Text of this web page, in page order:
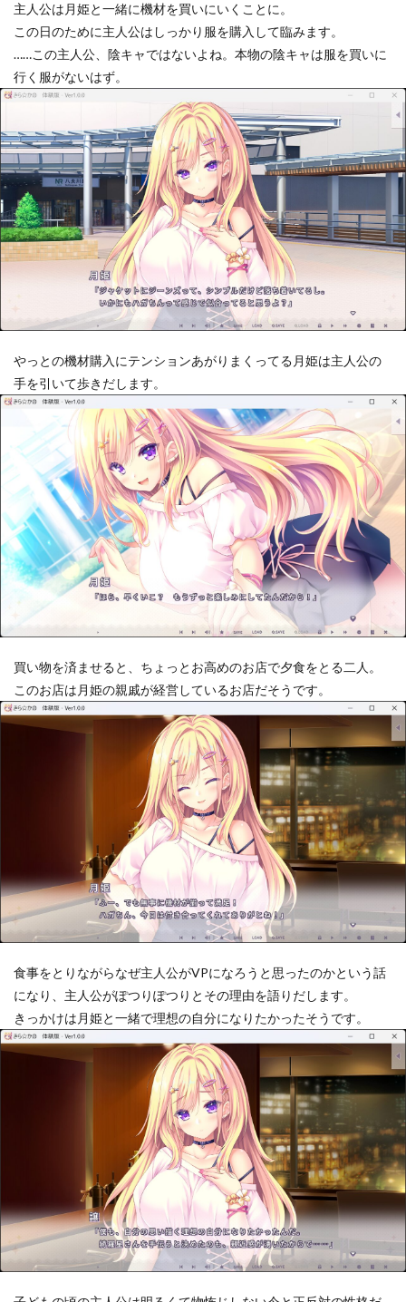
主人公は月姫と一緒に機材を買いにいくことに。
この日のために主人公はしっかり服を購入して臨みます。
……この主人公、陰キャではないよね。本物の陰キャは服を買いに
行く服がないはず。
やっとの機材購入にテンションあがりまくってる月姫は主人公の
手を引いて歩きだします。
買い物を済ませると、ちょっとお高めのお店で夕食をとる二人。
このお店は月姫の親戚が経営しているお店だそうです。
食事をとりながらなぜ主人公がVPになろうと思ったのかという話
になり、主人公がぽつりぽつりとその理由を語りだします。
きっかけは月姫と一緒で理想の自分になりたかったそうです。